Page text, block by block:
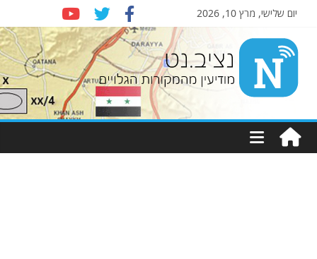
יום שלישי, מרץ 10, 2026
Nziv.net
מודיעין
מהמקורות